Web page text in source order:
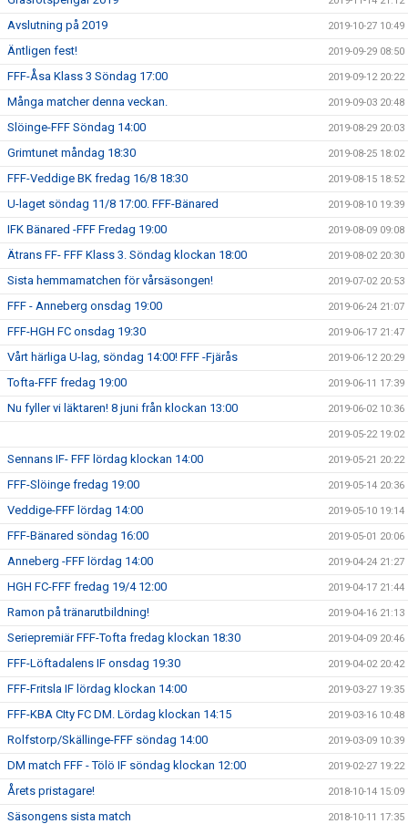
Avslutning på 2019 2019-10-27 10:49
Äntligen fest! 2019-09-29 08:50
FFF-Åsa Klass 3 Söndag 17:00 2019-09-12 20:22
Många matcher denna veckan. 2019-09-03 20:48
Slöinge-FFF Söndag 14:00 2019-08-29 20:03
Grimtunet måndag 18:30 2019-08-25 18:02
FFF-Veddige BK fredag 16/8 18:30 2019-08-15 18:52
U-laget söndag 11/8 17:00. FFF-Bänared 2019-08-10 19:39
IFK Bänared -FFF Fredag 19:00 2019-08-09 09:08
Ätrans FF- FFF Klass 3. Söndag klockan 18:00 2019-08-02 20:30
Sista hemmamatchen för vårsäsongen! 2019-07-02 20:53
FFF - Anneberg onsdag 19:00 2019-06-24 21:07
FFF-HGH FC onsdag 19:30 2019-06-17 21:47
Vårt härliga U-lag, söndag 14:00! FFF -Fjärås 2019-06-12 20:29
Tofta-FFF fredag 19:00 2019-06-11 17:39
Nu fyller vi läktaren! 8 juni från klockan 13:00 2019-06-02 10:36
2019-05-22 19:02
Sennans IF- FFF lördag klockan 14:00 2019-05-21 20:22
FFF-Slöinge fredag 19:00 2019-05-14 20:36
Veddige-FFF lördag 14:00 2019-05-10 19:14
FFF-Bänared söndag 16:00 2019-05-01 20:06
Anneberg -FFF lördag 14:00 2019-04-24 21:27
HGH FC-FFF fredag 19/4 12:00 2019-04-17 21:44
Ramon på tränarutbildning! 2019-04-16 21:13
Seriepremiär FFF-Tofta fredag klockan 18:30 2019-04-09 20:46
FFF-Löftadalens IF onsdag 19:30 2019-04-02 20:42
FFF-Fritsla IF lördag klockan 14:00 2019-03-27 19:35
FFF-KBA CIty FC DM. Lördag klockan 14:15 2019-03-16 10:48
Rolfstorp/Skällinge-FFF söndag 14:00 2019-03-09 10:39
DM match FFF - Tölö IF söndag klockan 12:00 2019-02-27 19:22
Årets pristagare! 2018-10-14 15:09
Säsongens sista match 2018-10-11 17:35